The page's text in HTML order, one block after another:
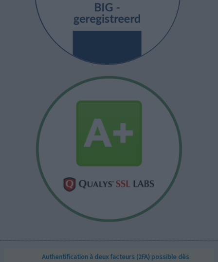
Authentification à deux facteurs (2FA) possible dès